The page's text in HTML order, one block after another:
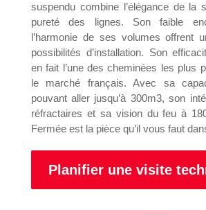
suspendu combine l’élégance de la
pureté des lignes. Son faible
l’harmonie de ses volumes offrent
possibilités d’installation. Son
en fait l’une des cheminées les plus
le marché français. Avec sa
pouvant aller jusqu’à 300m3, son
réfractaires et sa vision du feu à
Fermée est la pièce qu’il vous faut
Planifier une visite